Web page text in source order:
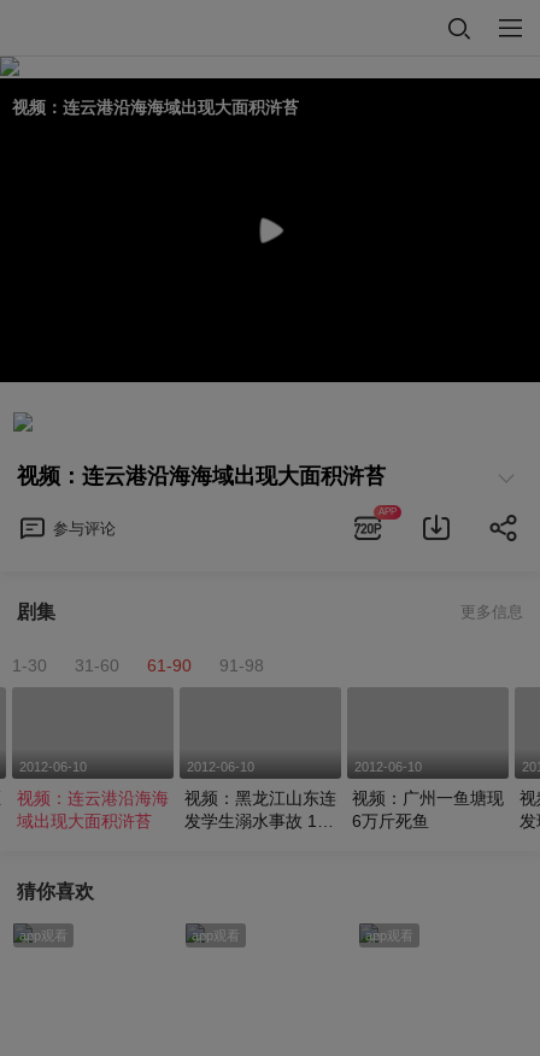
视频：连云港沿海海域出现大面积浒苔
视频：连云港沿海海域出现大面积浒苔
参与评论
APP
剧集 更多信息
1-30 31-60 61-90 91-98
2012-06-10
视频：连云港沿海海
域出现大面积浒苔
2012-06-10
视频：黑龙江山东连
发学生溺水事故 11
2012-06-10
视频：广州一鱼塘现
6万斤死鱼
视
猜你喜欢
app观看 app观看 app观看